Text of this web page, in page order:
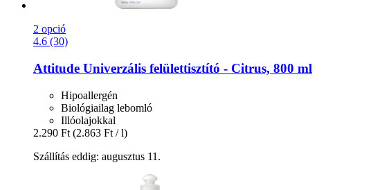
2 opció
4.6 (30)
Attitude Univerzális felülettisztító -​ Citrus, 800 ml
Hipoallergén
Biológiailag lebomló
Illóolajokkal
2.290 Ft (2.863 Ft / l)
Szállítás eddig: augusztus 11.